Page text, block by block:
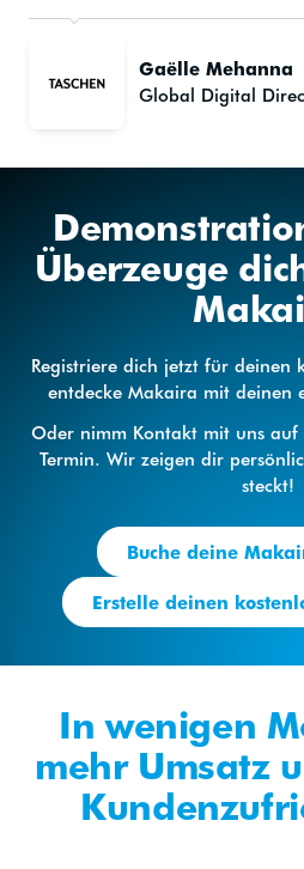
Gaëlle Mehanna
Global Digital
Überzeuge
Registriere dich jetzt für deinen
entdecke Makaira mit deinen
Oder nimm Kontakt mit uns
Termin. Wir zeigen dir
steckt!
Buche deine
Erstelle deinen
In wenigen
mehr Umsatz